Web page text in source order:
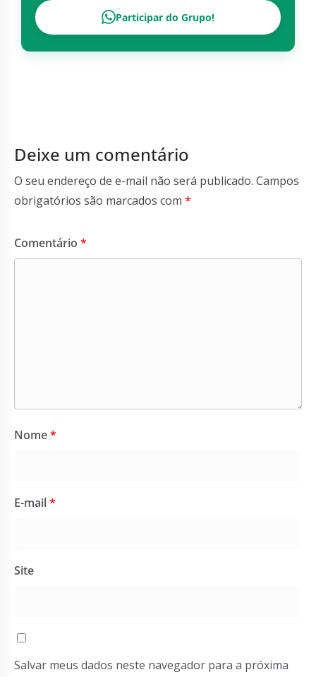
Participar do Grupo!
Deixe um comentário
O seu endereço de e-mail não será publicado. Campos
obrigatórios são marcados com *
Comentário *
Nome*
E-mail*
Site
Salvar meus dados neste navegador para a próxima